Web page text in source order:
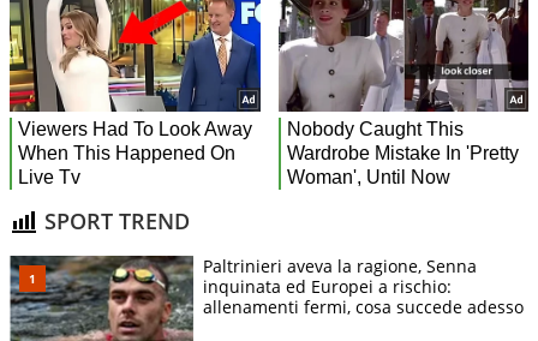
SPORT TREND
Paltrinieri aveva la ragione, Senna
inquinata ed Europei a rischio:
allenamenti fermi, cosa succede adesso